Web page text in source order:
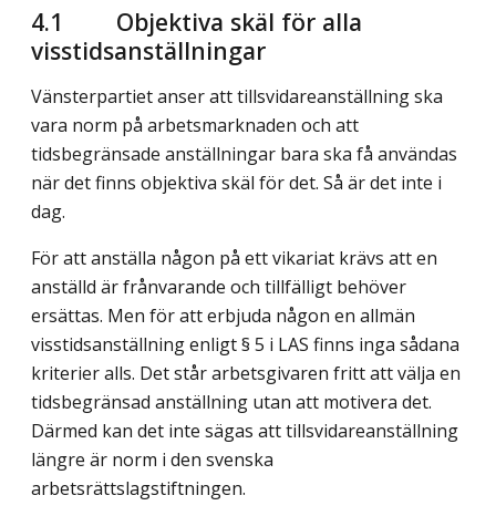
4.1 Objektiva skäl för alla
visstidsanställningar
Vänsterpartiet anser att tillsvidareanställning ska
vara norm på arbetsmarknaden och att
tidsbegränsade anställningar bara ska få användas
när det finns objektiva skäl för det. Så är det inte i
dag.
För att anställa någon på ett vikariat krävs att en
anställd är frånvarande och tillfälligt behöver
ersättas. Men för att erbjuda någon en allmän
visstidsanställning enligt § 5 i LAS finns inga sådana
kriterier alls. Det står arbetsgivaren fritt att välja en
tidsbegränsad anställning utan att motivera det.
Därmed kan det inte sägas att tillsvidareanställning
längre är norm i den svenska
arbetsrättslagstiftningen.